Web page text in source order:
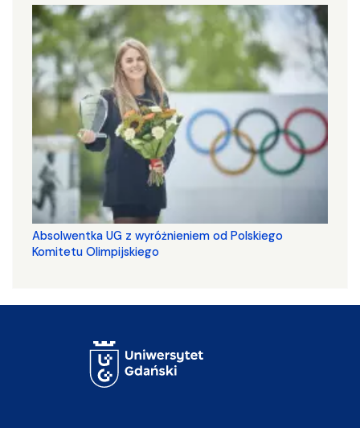
Absolwentka UG z wyróżnieniem od Polskiego
Komitetu Olimpijskiego